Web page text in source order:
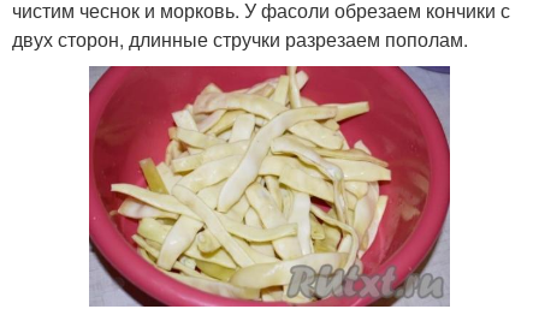
чистим чеснок и морковь. У фасоли обрезаем кончики с
двух сторон, длинные стручки разрезаем пополам.